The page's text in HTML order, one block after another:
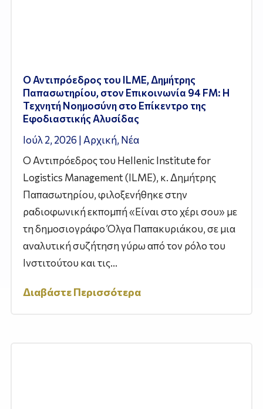
Ο Αντιπρόεδρος του ILME, Δημήτρης
Παπασωτηρίου, στον Επικοινωνία 94 FM: Η
Τεχνητή Νοημοσύνη στο Επίκεντρο της
Εφοδιαστικής Αλυσίδας
Ιούλ 2, 2026 | Αρχική, Νέα
Ο Αντιπρόεδρος του Hellenic Institute for
Logistics Management (ILME), κ. Δημήτρης
Παπασωτηρίου, φιλοξενήθηκε στην
ραδιοφωνική εκπομπή «Είναι στο χέρι σου» με
τη δημοσιογράφο Όλγα Παπακυριάκου, σε μια
αναλυτική συζήτηση γύρω από τον ρόλο του
Ινστιτούτου και τις...
Διαβάστε Περισσότερα